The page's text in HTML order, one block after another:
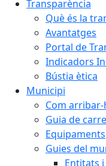
Transparència
Què és la
Avantatges
Portal de
Indicadors
Bústia ètica
Municipi
Com arribar-
Guia de
Equipaments
Guies del
Entitats